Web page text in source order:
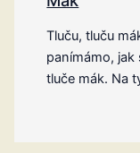
Tluču, tluču
panímámo, jak
tluče mák. Na